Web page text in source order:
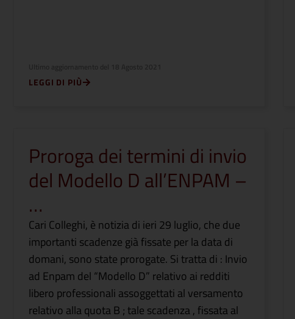
LEGGI DI PIÙ
Proroga dei termini di invio
del Modello D all’ENPAM –
…
Cari Colleghi, è notizia di ieri 29 luglio, che due
importanti scadenze già fissate per la data di
domani, sono state prorogate. Si tratta di : Invio
ad Enpam del “Modello D” relativo ai redditi
libero professionali assoggettati al versamento
relativo alla quota B ; tale scadenza , fissata al